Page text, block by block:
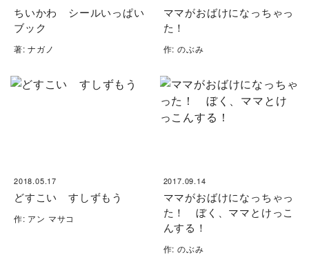
ちいかわ シールいっぱい
ブック
著: ナガノ
ママがおばけになっちゃっ
た！
作: のぶみ
2018.05.17
どすこい すしずもう
作: アン マサコ
2017.09.14
ママがおばけになっちゃっ
た！ ぼく、ママとけっこ
んする！
作: のぶみ